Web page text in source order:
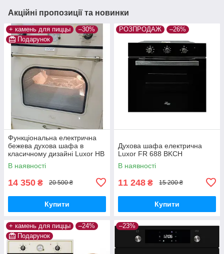
Акційні пропозиції та новинки
+ камень для пиццы
–30%
Подарунок
Функціональна електрична
бежева духова шафа в
класичному дизайні Luxor HB
920
В наявності
14 350 ₴ 20 500 ₴
Купити
РОЗПРОДАЖ –26%
Духова шафа електрична
Luxor FR 688 BKCH
В наявності
11 248 ₴ 15 200 ₴
Купити
+ камень для пиццы
–24%
Подарунок
–23%